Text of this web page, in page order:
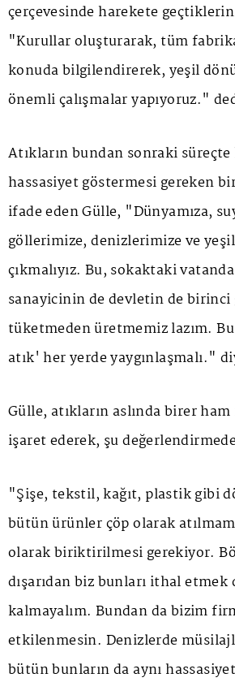
çerçevesinde harekete
"Kurullar oluşturarak, tüm
konuda bilgilendirerek, yeşil
önemli çalışmalar yapıyoruz."
Atıkların bundan sonraki
hassasiyet göstermesi gereken
ifade eden Gülle, "Dünyamıza,
göllerimize, denizlerimize ve
çıkmalıyız. Bu, sokaktaki
sanayicinin de devletin de birinci
tüketmeden üretmemiz lazım.
atık' her yerde yaygınlaşmalı."
Gülle, atıkların aslında birer
işaret ederek, şu
"Şişe, tekstil, kağıt, plastik gibi
bütün ürünler çöp olarak
olarak biriktirilmesi gerekiyor.
dışarıdan biz bunları ithal
kalmayalım. Bundan da bizim
etkilenmesin. Denizlerde
bütün bunların da aynı